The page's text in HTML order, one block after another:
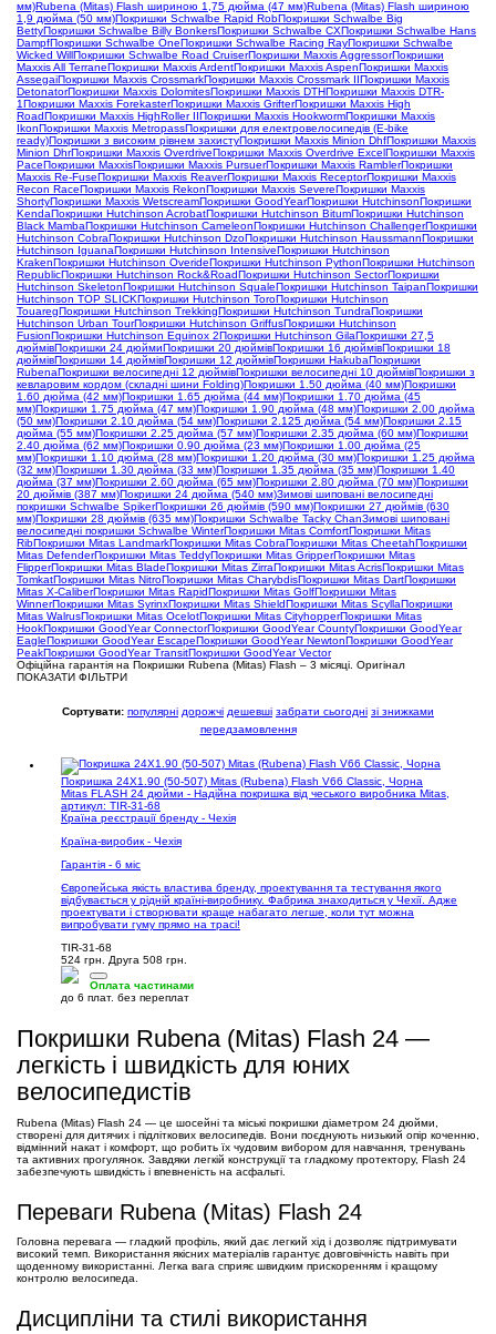
мм)Rubena (Mitas) Flash шириною 1,75 дюйма (47 мм)Rubena (Mitas) Flash шириною
1,9 дюйма (50 мм)Покришки Schwalbe Rapid RobПокришки Schwalbe Big
BettyПокришки Schwalbe Billy BonkersПокришки Schwalbe CXПокришки Schwalbe Hans
DampfПокришки Schwalbe OneПокришки Schwalbe Racing RayПокришки Schwalbe
Wicked WillПокришки Schwalbe Road CruiserПокришки Maxxis AggressorПокришки
Maxxis All TerraneПокришки Maxxis ArdentПокришки Maxxis AspenПокришки Maxxis
AssegaiПокришки Maxxis CrossmarkПокришки Maxxis Crossmark IIПокришки Maxxis
DetonatorПокришки Maxxis DolomitesПокришки Maxxis DTHПокришки Maxxis DTR-
1Покришки Maxxis ForekasterПокришки Maxxis GrifterПокришки Maxxis High
RoadПокришки Maxxis HighRoller IIПокришки Maxxis HookwormПокришки Maxxis
IkonПокришки Maxxis MetropassПокришки для електровелосипедів (E-bike
ready)Покришки з високим рівнем захистуПокришки Maxxis Minion DhfПокришки Maxxis
Minion DhrПокришки Maxxis OverdriveПокришки Maxxis Overdrive ExcelПокришки Maxxis
PaceПокришки MaxxisПокришки Maxxis PursuerПокришки Maxxis RamblerПокришки
Maxxis Re-FuseПокришки Maxxis ReaverПокришки Maxxis ReceptorПокришки Maxxis
Recon RaceПокришки Maxxis RekonПокришки Maxxis SevereПокришки Maxxis
ShortyПокришки Maxxis WetscreamПокришки GoodYearПокришки HutchinsonПокришки
KendaПокришки Hutchinson AcrobatПокришки Hutchinson BitumПокришки Hutchinson
Black MambaПокришки Hutchinson CameleonПокришки Hutchinson ChallengerПокришки
Hutchinson CobraПокришки Hutchinson DzoПокришки Hutchinson HaussmannПокришки
Hutchinson IguanaПокришки Hutchinson IntensiveПокришки Hutchinson
KrakenПокришки Hutchinson OverideПокришки Hutchinson PythonПокришки Hutchinson
RepublicПокришки Hutchinson Rock&RoadПокришки Hutchinson SectorПокришки
Hutchinson SkeletonПокришки Hutchinson SqualeПокришки Hutchinson TaipanПокришки
Hutchinson TOP SLICKПокришки Hutchinson ToroПокришки Hutchinson
TouaregПокришки Hutchinson TrekkingПокришки Hutchinson TundraПокришки
Hutchinson Urban TourПокришки Hutchinson GriffusПокришки Hutchinson
FusionПокришки Hutchinson Equinox 2Покришки Hutchinson GilaПокришки 27,5
дюймівПокришки 24 дюймиПокришки 20 дюймівПокришки 16 дюймівПокришки 18
дюймівПокришки 14 дюймівПокришки 12 дюймівПокришки HakubaПокришки
RubenaПокришки велосипедні 12 дюймівПокришки велосипедні 10 дюймівПокришки з
кевларовим кордом (складні шини Folding)Покришки 1.50 дюйма (40 мм)Покришки
1.60 дюйма (42 мм)Покришки 1.65 дюйма (44 мм)Покришки 1.70 дюйма (45
мм)Покришки 1.75 дюйма (47 мм)Покришки 1.90 дюйма (48 мм)Покришки 2.00 дюйма
(50 мм)Покришки 2.10 дюйма (54 мм)Покришки 2.125 дюйма (54 мм)Покришки 2.15
дюйма (55 мм)Покришки 2.25 дюйма (57 мм)Покришки 2.35 дюйма (60 мм)Покришки
2.40 дюйма (62 мм)Покришки 0.90 дюйма (23 мм)Покришки 1.00 дюйма (25
мм)Покришки 1.10 дюйма (28 мм)Покришки 1.20 дюйма (30 мм)Покришки 1.25 дюйма
(32 мм)Покришки 1.30 дюйма (33 мм)Покришки 1.35 дюйма (35 мм)Покришки 1.40
дюйма (37 мм)Покришки 2.60 дюйма (65 мм)Покришки 2.80 дюйма (70 мм)Покришки
20 дюймів (387 мм)Покришки 24 дюйма (540 мм)Зимові шиповані велосипедні
покришки Schwalbe SpikerПокришки 26 дюймів (590 мм)Покришки 27 дюймів (630
мм)Покришки 28 дюймів (635 мм)Покришки Schwalbe Tacky ChanЗимові шиповані
велосипедні покришки Schwalbe WinterПокришки Mitas ComfortПокришки Mitas
RibПокришки Mitas LandmarkПокришки Mitas CobraПокришки Mitas CheetahПокришки
Mitas DefenderПокришки Mitas TeddyПокришки Mitas GripperПокришки Mitas
FlipperПокришки Mitas BladeПокришки Mitas ZirraПокришки Mitas AcrisПокришки Mitas
TomkatПокришки Mitas NitroПокришки Mitas CharybdisПокришки Mitas DartПокришки
Mitas X-CaliberПокришки Mitas RapidПокришки Mitas GolfПокришки Mitas
WinnerПокришки Mitas SyrinxПокришки Mitas ShieldПокришки Mitas ScyllaПокришки
Mitas WalrusПокришки Mitas OcelotПокришки Mitas CityhopperПокришки Mitas
HookПокришки GoodYear ConnectorПокришки GoodYear CountyПокришки GoodYear
EagleПокришки GoodYear EscapeПокришки GoodYear NewtonПокришки GoodYear
PeakПокришки GoodYear TransitПокришки GoodYear Vector
Офіційна гарантія на Покришки Rubena (Mitas) Flash – 3 місяці. Оригінал
ПОКАЗАТИ ФІЛЬТРИ
Сортувати: популярні дорожчі дешевші забрати сьогодні зі знижками
передзамовлення
Покришка 24X1.90 (50-507) Mitas (Rubena) Flash V66 Classic, Чорна
Mitas FLASH 24 дюйми - Надійна покришка від чеського виробника Mitas,
артикул: TIR-31-68
Країна реєстрації бренду - Чехія
Країна-виробик - Чехія
Гарантія - 6 міс
Європейська якість властива бренду, проектування та тестування якого
відбувається у рідній країні-виробнику. Фабрика знаходиться у Чехії. Адже
проектувати і створювати краще набагато легше, коли тут можна
випробувати гуму прямо на трасі!
TIR-31-68
524 грн.
Друга 508 грн.
Оплата частинами
до 6 плат. без переплат
Покришки Rubena (Mitas) Flash 24 —
легкість і швидкість для юних
велосипедистів
Rubena (Mitas) Flash 24 — це шосейні та міські покришки діаметром 24 дюйми,
створені для дитячих і підліткових велосипедів. Вони поєднують низький опір коченню,
відмінний накат і комфорт, що робить їх чудовим вибором для навчання, тренувань
та активних прогулянок. Завдяки легкій конструкції та гладкому протектору, Flash 24
забезпечують швидкість і впевненість на асфальті.
Переваги Rubena (Mitas) Flash 24
Головна перевага — гладкий профіль, який дає легкий хід і дозволяє підтримувати
високий темп. Використання якісних матеріалів гарантує довговічність навіть при
щоденному використанні. Легка вага сприяє швидким прискоренням і кращому
контролю велосипеда.
Дисципліни та стилі використання